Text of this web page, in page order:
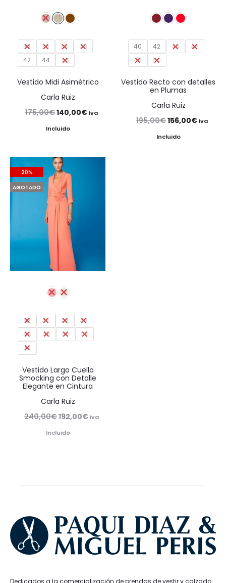
34 36 38
40
42
44 46
Vestido Midi Asimétrico
Carla Ruiz
175,00€El
precio
era:
175,00€.
140,00€El
es:
Iva
Incluido
40 42 44
46
48
50
Vestido Recto con detalles
en Plumas
Carla Ruiz
195,00€El
precio
156,00€ElIva
Incluido
20%
AGOTADO
38 40 42
44
46
48 50
52
54
Vestido Largo Cuello
Smocking con Detalle
Elegante en Cintura
Carla Ruiz
240,00€El
precio
192,00€ El
Iva
Incluido
Dedicados a la comercialización de prendas de vestir y calzado